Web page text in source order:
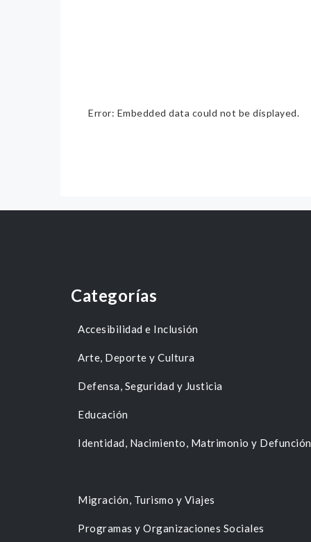
Error: Embedded data could not be displayed.
Categorías
Accesibilidad e Inclusión
Arte, Deporte y Cultura
Defensa, Seguridad y Justicia
Educación
Identidad, Nacimiento, Matrimonio y Defunción
Migración, Turismo y Viajes
Programas y Organizaciones Sociales